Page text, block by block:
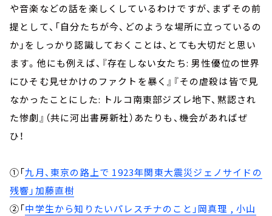
や音楽などの話を楽しくしているわけですが、まずその前
提として、「自分たちが今、どのような場所に立っているの
か」をしっかり認識しておくことは、とても大切だと思い
ます。他にも例えば、『存在しない女たち: 男性優位の世界
にひそむ見せかけのファクトを暴く』『その虐殺は皆で見
なかったことにした: トルコ南東部ジズレ地下、黙認され
た惨劇』（共に河出書房新社）あたりも、機会があればぜ
ひ！
①「九月、東京の路上で 1923年関東大震災ジェノサイドの
残響」加藤直樹
②「中学生から知りたいパレスチナのこと」岡真理 , 小山